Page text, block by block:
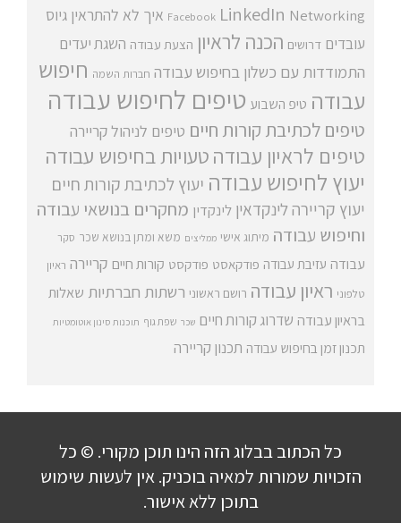
Facebook LinkedIn Networking איך לא להתראין גיוס
עובדים דרושים הכנה לראיון הצעת עבודה השגת יעדים
התמודדות עם כשלון בחיפוש עבודה חברות השמה חיפוש
עבודה טיפ השבוע טיפים לחיפוש עבודה
טיפים לכתיבת קורות חיים טיפים לניהול קריירה
טיפים לראיון עבודהטעויות בחיפוש עבודה
יעוץ לחיפוש עבודה יעוץ לכתיבת קורות חיים
יעוץ קריירה לינקדאין לינקדין מחקרים בנושאי עבודה
וחיפוש עבודה מיתוג אישי ממליצים משא ומתן בנושא שכר סקר
עבודה עזיבת עבודה פודקאסט פודקסט קורות חיים קריירה ראיון
טלפוני ראיון עבודה רושם ראשוני רשתות חברתיות שאלות
בראיון עבודה שדרוג קורות חיים שכר שפת גוף תוכנות סינון אוטומטיות
תכנון זמן בחיפוש עבודה תכנון קריירה
כל הכתוב בבלוג הזה הינו תוכן מקורי. © כל
הזכויות שמורות למאיה בוכניק. אין לעשות שימוש
בתוכן ללא אישור.